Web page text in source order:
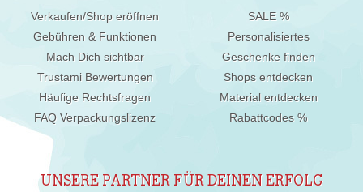
Verkaufen/Shop eröffnen
Gebühren & Funktionen
Mach Dich sichtbar
Trustami Bewertungen
Häufige Rechtsfragen
FAQ Verpackungslizenz
SALE %
Personalisiertes
Geschenke finden
Shops entdecken
Material entdecken
Rabattcodes %
UNSERE PARTNER FÜR DEINEN ERFOLG